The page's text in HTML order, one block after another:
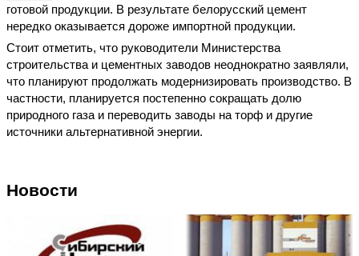
готовой продукции. В результате белорусский цемент
нередко оказывается дороже импортной продукции.
Стоит отметить, что руководители Министерства
строительства и цементных заводов неоднократно заявляли,
что планируют продолжать модернизировать производство. В
частности, планируется постепенно сокращать долю
природного газа и переводить заводы на торф и другие
источники альтернативной энергии.
Новости